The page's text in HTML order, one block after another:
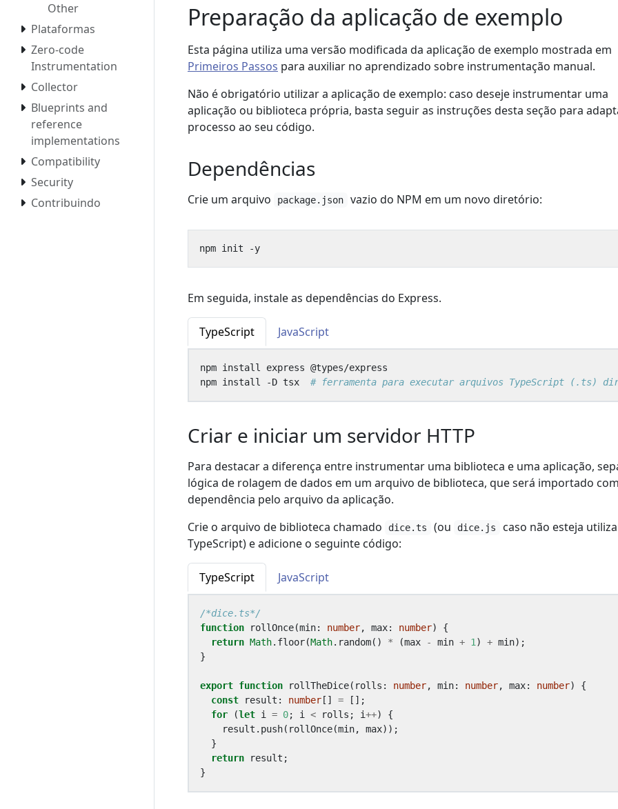
Other
Plataformas
Zero-code
Instrumentation
Collector
Blueprints and
reference
implementations
Compatibility
Security
Contribuindo
Preparação da aplicação de exemplo
Esta página utiliza uma versão modificada da aplicação de exemplo mostrada em
Primeiros Passos para auxiliar no aprendizado sobre instrumentação manual.
Não é obrigatório utilizar a aplicação de exemplo: caso deseje instrumentar uma
aplicação ou biblioteca própria, basta seguir as instruções desta seção para
processo ao seu código.
Dependências
Crie um arquivo package.json vazio do NPM em um novo diretório:
Em seguida, instale as dependências do Express.
TypeScript JavaScript
npm install -D tsx # ferramenta para executar arquivos TypeScript (.ts)
Criar e iniciar um servidor HTTP
Para destacar a diferença entre instrumentar uma biblioteca e uma aplicação,
lógica de rolagem de dados em um arquivo de biblioteca, que será importado
dependência pelo arquivo da aplicação.
Crie o arquivo de biblioteca chamado
dice.ts (ou dice.js
caso não esteja
TypeScript) e adicione o seguinte código:
TypeScript JavaScript
/*dice.ts*/
function
rollOnce(min: number, max: number)
{
return Math. floor(Math. random() * (max - min + 1 ) + min);
}
export function rollTheDice( rolls : number, min: number, max: number)
{
const
result : number [] =
[];
for
(let i = 0; i < rolls ; i++)
{
result . push( rollOnce(min, max));
}
return
result ;
}